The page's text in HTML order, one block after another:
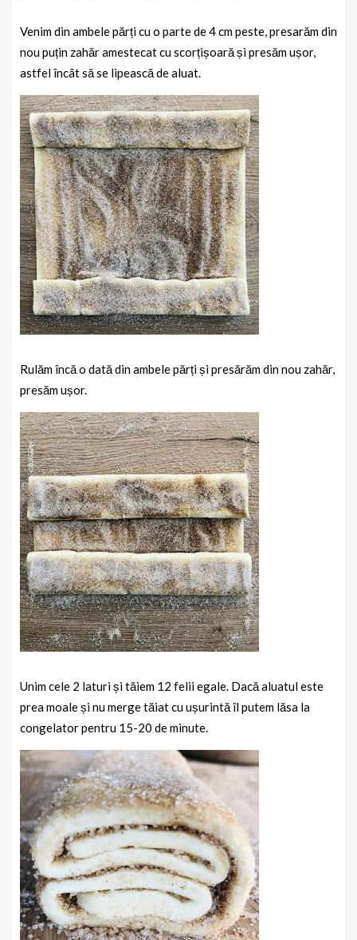
Venim din ambele părți cu o parte de 4 cm peste, presarăm din
nou puțin zahăr amestecat cu scorțișoară și presăm ușor,
astfel încât să se lipească de aluat.
Rulăm încă o dată din ambele părți și presărăm din nou zahăr,
presăm ușor.
Unim cele 2 laturi și tăiem 12 felii egale. Dacă aluatul este
prea moale și nu merge tăiat cu ușurintă îl putem lăsa la
congelator pentru 15-20 de minute.